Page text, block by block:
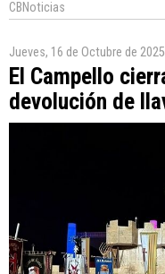
CBNoticias
Jueves, 16 de Octubre de 2025
El Campello
devolución de